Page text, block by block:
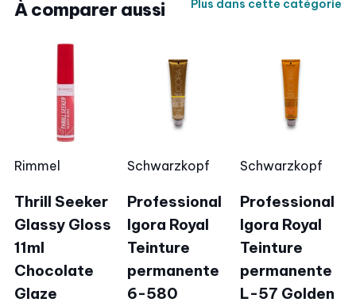
À comparer aussi Plus dans cette catégorie
Rimmel
Thrill Seeker
Glassy Gloss
11ml
Chocolate
Glaze
Schwarzkopf
Professional
Igora Royal
Teinture
permanente
6-580
Schwarzkopf
Professional
Igora Royal
Teinture
permanente
L-57 Golden